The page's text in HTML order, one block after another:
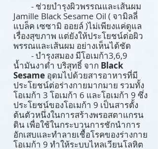
- ช่วยบำรุงผิวพรรณและเส้นผม
Jamille Black Sesame Oil ( จามิลลี่
แบล็ค เซซามิ ออยล์ )ไม่เพียงแค่ดูแล
เรื่องสุขภาพ แต่ยังให้ประโยชน์ต่อผิว
พรรณและเส้นผม อย่างเห็นได้ชัด
- บำรุงสมอง มีโอเมก้า3,6,9
น้ำมันงาดำ บริสุทธิ์ จาก Black
Sesame อุดมไปด้วยสารอาหารที่มี
ประโยชน์ต่อร่างกายมากมาย รวมทั้ง
โอเมก้า 3 โอเมก้า 6 และโอเมก้า 9 ซึ่ง
ประโยชน์ของโอเมก้า 9 เป็นสารตั้ง
ต้นตัวหนึ่งในการสร้างพรอสตาแกรน
ดิน เพื่อใช้ในกระบวนการชักนำการ
อักเสบและทำลายเชื้อโรคของร่างกาย
โอเมก้า 9 ทำให้ระบบไหลเวียนโลหิต